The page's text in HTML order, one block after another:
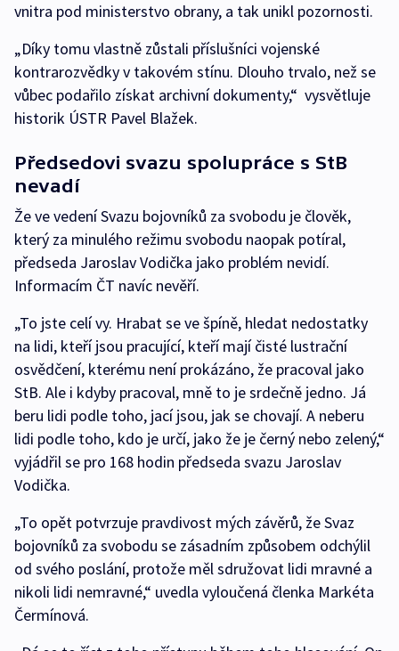
vnitra pod ministerstvo obrany, a tak unikl pozornosti.
„Díky tomu vlastně zůstali příslušníci vojenské
kontrarozvědky v takovém stínu. Dlouho trvalo, než se
vůbec podařilo získat archivní dokumenty,“ vysvětluje
historik ÚSTR Pavel Blažek.
Předsedovi svazu spolupráce s StB
nevadí
Že ve vedení Svazu bojovníků za svobodu je člověk,
který za minulého režimu svobodu naopak potíral,
předseda Jaroslav Vodička jako problém nevidí.
Informacím ČT navíc nevěří.
„To jste celí vy. Hrabat se ve špíně, hledat nedostatky
na lidi, kteří jsou pracující, kteří mají čisté lustrační
osvědčení, kterému není prokázáno, že pracoval jako
StB. Ale i kdyby pracoval, mně to je srdečně jedno. Já
beru lidi podle toho, jací jsou, jak se chovají. A neberu
lidi podle toho, kdo je určí, jako že je černý nebo zelený,“
vyjádřil se pro 168 hodin předseda svazu Jaroslav
Vodička.
„To opět potvrzuje pravdivost mých závěrů, že Svaz
bojovníků za svobodu se zásadním způsobem odchýlil
od svého poslání, protože měl sdružovat lidi mravné a
nikoli lidi nemravné,“ uvedla vyloučená členka Markéta
Čermínová.